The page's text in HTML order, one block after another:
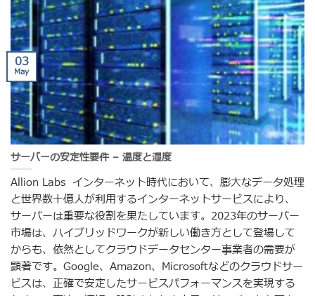
サーバーの安定性要件 – 温度と湿度
Allion Labs インターネット時代において、膨大なデータ処理
と世界数十億人が利用するインターネットサービスにより、
サーバーは重要な役割を果たしています。2023年のサーバー
市場は、ハイブリッドワークが新しい働き方として登場して
からも、依然としてクラウドデータセンター事業者の需要が
顕著です。Google、Amazon、Microsoftなどのクラウドサー
ビスは、正確で安定したサービスパフォーマンスを実現する
03
May